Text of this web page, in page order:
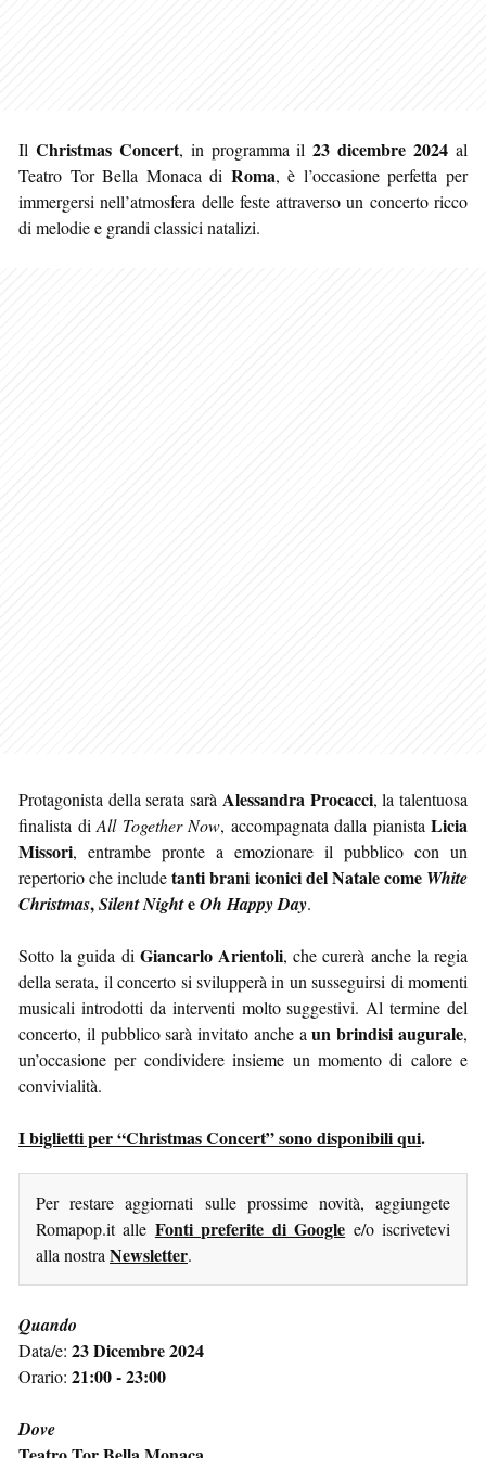
Il Christmas Concert, in programma il23 dicembre 2024 al
Teatro Tor Bella Monaca di Roma, è l’occasione perfetta per
immergersi nell’atmosfera delle feste attraverso un concerto ricco
di melodie e grandi classici natalizi.
Protagonista della serata sarà Alessandra Procacci, la talentuosa
finalista di All Together Now, accompagnata dalla pianista Licia
Missori, entrambe pronte a emozionare il pubblico con un
repertorio che includetanti brani iconici del Natale come White
Christmas,Silent NighteOh Happy Day.
Sotto la guida di Giancarlo Arientoli, che curerà anche la regia
della serata, il concerto si svilupperà in un susseguirsi di momenti
musicali introdotti da interventi molto suggestivi. Al termine del
concerto, il pubblico sarà invitato anche aun brindisi augurale,
un’occasione per condividere insieme un momento di calore e
convivialità.
I biglietti per “Christmas Concert” sono disponibili qui.
Per restare aggiornati sulle prossime novità, aggiungete
Romapop.it alle Fonti preferite di Google e/o iscrivetevi
alla nostra Newsletter.
Quando
Data/e: 23 Dicembre 2024
Orario: 21:00 - 23:00
Dove